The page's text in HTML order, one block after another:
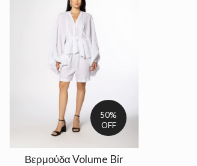
50%
OFF
Βερμούδα Volume Bir